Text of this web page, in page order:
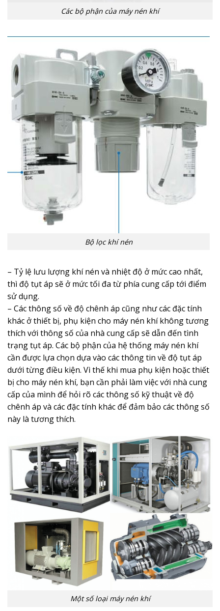
Các bộ phận của máy nén khí
Bộ lọc khí nén
– Tỷ lệ lưu lượng khí nén và nhiệt độ ở mức cao nhất,
thì độ tụt áp sẽ ở mức tối đa từ phía cung cấp tới điểm
sử dụng.
– Các thông số về độ chênh áp cũng như các đặc tính
khác ở thiết bị, phụ kiện cho máy nén khí không tương
thích với thông số của nhà cung cấp sẽ dẫn đến tình
trạng tụt áp. Các bộ phận của hệ thống máy nén khí
cần được lựa chọn dựa vào các thông tin về độ tụt áp
dưới từng điều kiện. Vì thế khi mua phụ kiện hoặc thiết
bị cho máy nén khí, bạn cần phải làm việc với nhà cung
cấp của mình để hỏi rõ các thông số kỹ thuật về độ
chênh áp và các đặc tính khác để đảm bảo các thông số
này là tương thích.
Một số loại máy nén khí